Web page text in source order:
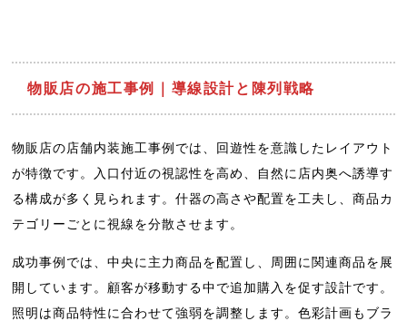
物販店の施工事例｜導線設計と陳列戦略
物販店の店舗内装施工事例では、回遊性を意識したレイアウト
が特徴です。入口付近の視認性を高め、自然に店内奥へ誘導す
る構成が多く見られます。什器の高さや配置を工夫し、商品カ
テゴリーごとに視線を分散させます。
成功事例では、中央に主力商品を配置し、周囲に関連商品を展
開しています。顧客が移動する中で追加購入を促す設計です。
照明は商品特性に合わせて強弱を調整します。色彩計画もブラ